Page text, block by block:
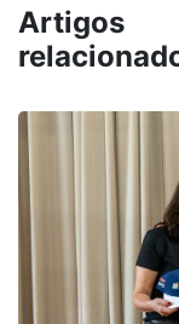
Artigos